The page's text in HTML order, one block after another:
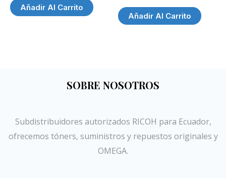
Añadir Al Carrito
Añadir Al Carrito
SOBRE NOSOTROS
Subdistribuidores autorizados RICOH para Ecuador,
ofrecemos tóners, suministros y repuestos originales y
OMEGA.